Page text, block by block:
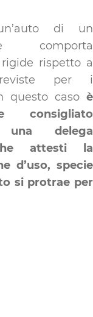
di un
comporta
rispetto a
per i
questo caso è
consigliato
una delega
attesti la
d’uso, specie
si protrae per